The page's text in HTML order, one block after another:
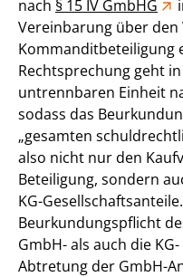
nach § 15 IV GmbHG
Vereinbarung über den
Kommanditbeteiligung
Rechtsprechung geht
untrennbaren Einheit
sodass das
„gesamten
also nicht nur den
Beteiligung, sondern
KG-
Beurkundungspflicht
GmbH- als auch die
Abtretung der GmbH-